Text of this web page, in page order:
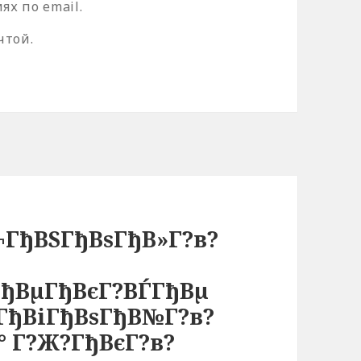
по email.
Г?Ж?ГђВєГ?в?